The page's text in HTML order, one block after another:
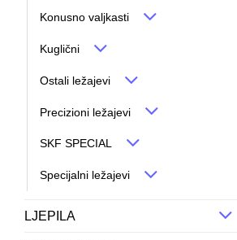
Konusno valjkasti
Kuglični
Ostali ležajevi
Precizioni ležajevi
SKF SPECIAL
Specijalni ležajevi
LJEPILA